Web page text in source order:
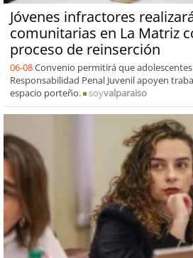
Jóvenes infractores
comunitarias en La Matriz
proceso de reinserción
06-08Convenio permitirá que
Responsabilidad Penal Juvenil apoyen
espacio porteño.
soyvalparaiso